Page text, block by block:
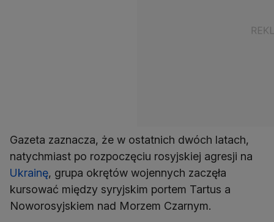
Gazeta zaznacza, że w ostatnich dwóch latach,
natychmiast po rozpoczęciu rosyjskiej agresji na
Ukrainę, grupa okrętów wojennych zaczęła
kursować między syryjskim portem Tartus a
Noworosyjskiem nad Morzem Czarnym.